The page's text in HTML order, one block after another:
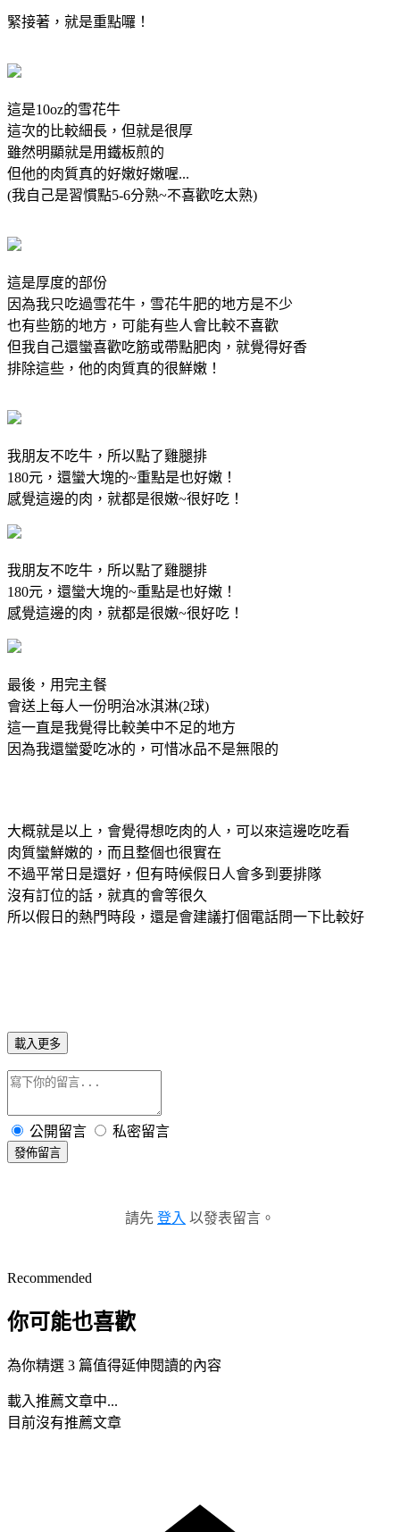
緊接著，就是重點囉！
這是10oz的雪花牛
這次的比較細長，但就是很厚
雖然明顯就是用鐵板煎的
但他的肉質真的好嫩好嫩喔...
(我自己是習慣點5-6分熟~不喜歡吃太熟)
這是厚度的部份
因為我只吃過雪花牛，雪花牛肥的地方是不少
也有些筋的地方，可能有些人會比較不喜歡
但我自己還蠻喜歡吃筋或帶點肥肉，就覺得好香
排除這些，他的肉質真的很鮮嫩！
我朋友不吃牛，所以點了雞腿排
180元，還蠻大塊的~重點是也好嫩！
感覺這邊的肉，就都是很嫩~很好吃！
我朋友不吃牛，所以點了雞腿排
180元，還蠻大塊的~重點是也好嫩！
感覺這邊的肉，就都是很嫩~很好吃！
最後，用完主餐
會送上每人一份明治冰淇淋(2球)
這一直是我覺得比較美中不足的地方
因為我還蠻愛吃冰的，可惜冰品不是無限的
大概就是以上，會覺得想吃肉的人，可以來這邊吃吃看
肉質蠻鮮嫩的，而且整個也很實在
不過平常日是還好，但有時候假日人會多到要排隊
沒有訂位的話，就真的會等很久
所以假日的熱門時段，還是會建議打個電話問一下比較好
載入更多
公開留言 私密留言
發佈留言
請先 登入 以發表留言。
Recommended
你可能也喜歡
為你精選 3 篇值得延伸閱讀的內容
載入推薦文章中...
目前沒有推薦文章